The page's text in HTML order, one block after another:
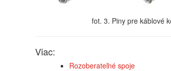
fot. 3. Piny pre káblové
Viac:
Rozoberateľné spoje